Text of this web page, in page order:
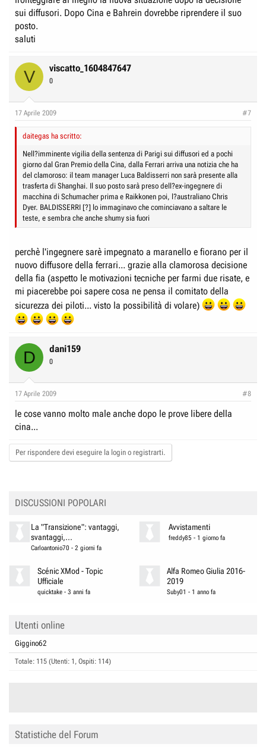
sui diffusori. Dopo Cina e Bahrein dovrebbe riprendere il suo
posto.
saluti
V viscatto_1604847647
0
17 Aprile 2009 #7
daitegas ha scritto:
Nell?imminente vigilia della sentenza di Parigi sui diffusori ed a pochi
giorno dal Gran Premio della Cina, dalla Ferrari arriva una notizia che ha
del clamoroso: il team manager Luca Baldisserri non sarà presente alla
trasferta di Shanghai. Il suo posto sarà preso dell?ex-ingegnere di
macchina di Schumacher prima e Raikkonen poi, l?australiano Chris
Dyer. BALDISSERRI [?] lo immaginavo che cominciavano a saltare le
teste, e sembra che anche shumy sia fuori
perchè l'ingegnere sarè impegnato a maranello e fiorano per il
nuovo diffusore della ferrari... grazie alla clamorosa decisione
della fia (aspetto le motivazioni tecniche per farmi due risate, e
mi piacerebbe poi sapere cosa ne pensa il comitato della
sicurezza dei piloti... visto la possibilità di volare)
D dani159
0
17 Aprile 2009 #8
le cose vanno molto male anche dopo le prove libere della
cina...
Per rispondere devi eseguire la login o registrarti.
DISCUSSIONI POPOLARI
La "Transizione": vantaggi,
svantaggi,...
Carloantonio70 - 2 giorni fa
Avvistamenti
freddy85 - 1 giorno fa
Scénic XMod - Topic
Ufficiale
quicktake -3 anni fa
Alfa Romeo Giulia 2016-
2019
Suby01 - 1 anno fa
Utenti online
Giggino62
Totale: 115 (Utenti: 1, Ospiti: 114)
Statistiche del Forum